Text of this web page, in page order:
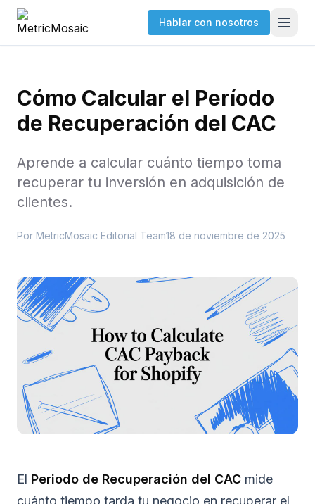
Hablar con nosotros
Cómo Calcular el Período
de Recuperación del CAC
Aprende a calcular cuánto tiempo toma
recuperar tu inversión en adquisición de
clientes.
Por MetricMosaic Editorial Team18 de noviembre de 2025
El Periodo de Recuperación del CAC mide